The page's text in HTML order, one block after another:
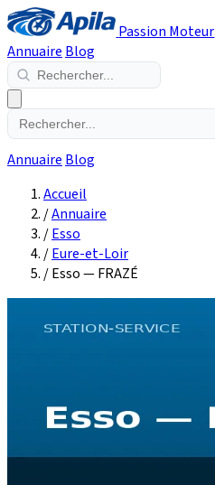
Passion Moteur
Annuaire Blog
Annuaire Blog
Accueil
/Annuaire
/Esso
/Eure-et-Loir
/Esso — FRAZÉ